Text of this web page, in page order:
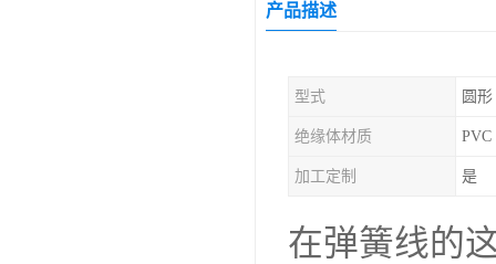
产品描述
型式 圆形
绝缘体材质 PVC
加工定制 是
在弹簧线的